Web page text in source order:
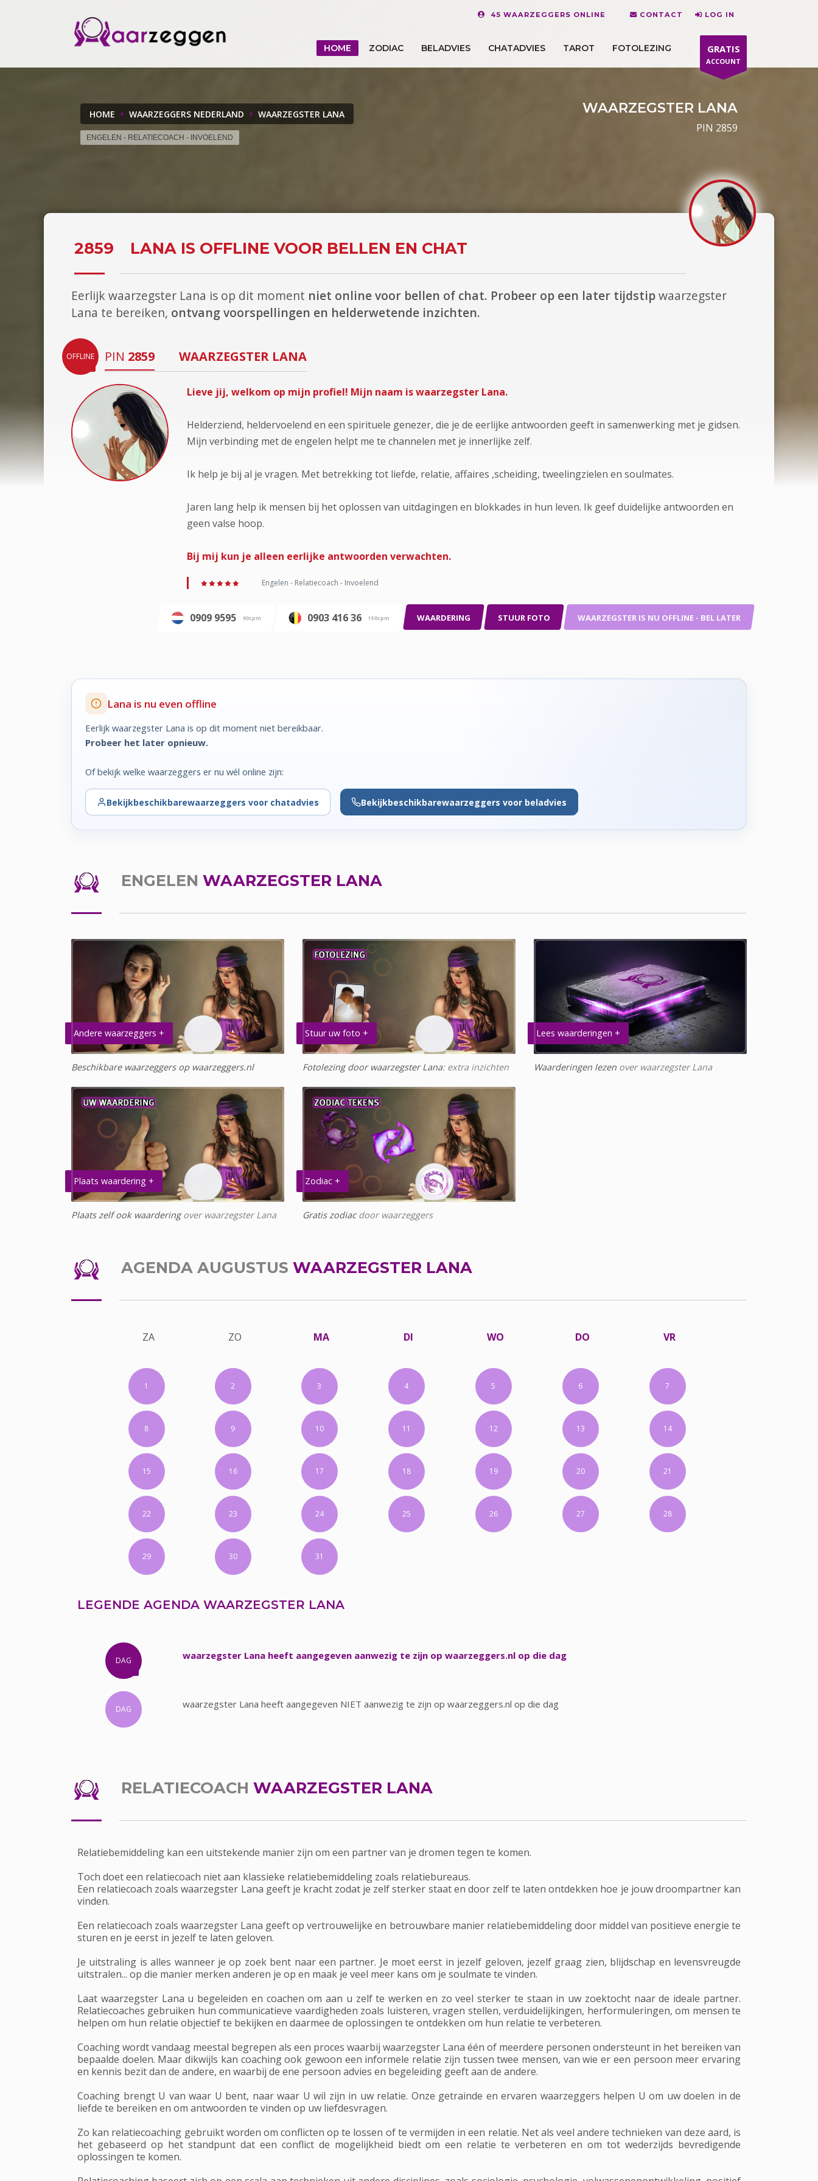
45 WAARZEGGERS ONLINE CONTACT LOG IN
HOME ZODIAC BELADVIES CHATADVIES TAROT FOTOLEZING GRATIS
ACCOUNT
HOME WAARZEGGERS NEDERLAND WAARZEGSTER LANA
ENGELEN - RELATIECOACH - INVOELEND
WAARZEGSTER LANA
PIN 2859
2859 LANA IS OFFLINE VOOR BELLEN EN CHAT
Eerlijk waarzegster Lana is op dit moment niet online voor bellen of chat. Probeer op een later tijdstipwaarzegster
Lana te bereiken, ontvang voorspellingen en helderwetende inzichten.
OFFLINE PIN 2859 WAARZEGSTER LANA
Lieve jij, welkom op mijn profiel! Mijn naam is waarzegster Lana.
Helderziend, heldervoelend en een spirituele genezer, die je de eerlijke antwoorden geeft in samenwerking met je gidsen.
Mijn verbinding met de engelen helpt me te channelen met je innerlijke zelf.
Ik help je bij al je vragen. Met betrekking tot liefde, relatie, affaires ,scheiding, tweelingzielen en soulmates.
Jaren lang help ik mensen bij het oplossen van uitdagingen en blokkades in hun leven. Ik geef duidelijke antwoorden en
geen valse hoop.
Bij mij kun je alleen eerlijke antwoorden verwachten.
Engelen - Relatiecoach - Invoelend
0909 9595 90cpm 0903 416 36 150cpm WAARDERING STUUR FOTO WAARZEGSTER IS NU OFFLINE - BEL LATER
Lana is nu even offline
Eerlijk waarzegster Lana is op dit moment niet bereikbaar.
Probeer het later opnieuw.
Of bekijk welke waarzeggers er nu wél online zijn:
Bekijkbeschikbarewaarzeggers voor chatadvies Bekijkbeschikbarewaarzeggers voor beladvies
ENGELEN WAARZEGSTER LANA
Andere waarzeggers +
Beschikbare waarzeggers op waarzeggers.nl
Stuur uw foto +
Fotolezing door waarzegster Lana: extra inzichten
Lees waarderingen +
Waarderingen lezen over waarzegster Lana
Plaats waardering +
Plaats zelf ook waarderingover waarzegster Lana
Zodiac +
Gratis zodiacdoor waarzeggers
AGENDA AUGUSTUS WAARZEGSTER LANA
ZA ZO MA DI WO DO VR
1 2 3 4 5 6 7
8 9 10 11 12 13 14
15 16 17 18 19 20 21
22 23 24 25 26 27 28
29 30 31
LEGENDE AGENDA WAARZEGSTER LANA
DAG waarzegster Lana heeft aangegeven aanwezig te zijn op waarzeggers.nl op die dag
DAG waarzegster Lana heeft aangegeven NIET aanwezig te zijn op waarzeggers.nl op die dag
RELATIECOACH WAARZEGSTER LANA
Relatiebemiddeling kan een uitstekende manier zijn om een partner van je dromen tegen te komen.
Toch doet een relatiecoach niet aan klassieke relatiebemiddeling zoals relatiebureaus.
Een relatiecoach zoals waarzegster Lana geeft je kracht zodat je zelf sterker staat en door zelf te laten ontdekken hoe je jouw droompartner kan
vinden.
Een relatiecoach zoals waarzegster Lana geeft op vertrouwelijke en betrouwbare manier relatiebemiddeling door middel van positieve energie te
sturen en je eerst in jezelf te laten geloven.
Je uitstraling is alles wanneer je op zoek bent naar een partner. Je moet eerst in jezelf geloven, jezelf graag zien, blijdschap en levensvreugde
uitstralen... op die manier merken anderen je op en maak je veel meer kans om je soulmate te vinden.
Laat waarzegster Lana u begeleiden en coachen om aan u zelf te werken en zo veel sterker te staan in uw zoektocht naar de ideale partner.
Relatiecoaches gebruiken hun communicatieve vaardigheden zoals luisteren, vragen stellen, verduidelijkingen, herformuleringen, om mensen te
helpen om hun relatie objectief te bekijken en daarmee de oplossingen te ontdekken om hun relatie te verbeteren.
Coaching wordt vandaag meestal begrepen als een proces waarbij waarzegster Lana één of meerdere personen ondersteunt in het bereiken van
bepaalde doelen. Maar dikwijls kan coaching ook gewoon een informele relatie zijn tussen twee mensen, van wie er een persoon meer ervaring
en kennis bezit dan de andere, en waarbij de ene persoon advies en begeleiding geeft aan de andere.
Coaching brengt U van waar U bent, naar waar U wil zijn in uw relatie. Onze getrainde en ervaren waarzeggers helpen U om uw doelen in de
liefde te bereiken en om antwoorden te vinden op uw liefdesvragen.
Zo kan relatiecoaching gebruikt worden om conflicten op te lossen of te vermijden in een relatie. Net als veel andere technieken van deze aard, is
het gebaseerd op het standpunt dat een conflict de mogelijkheid biedt om een relatie te verbeteren en om tot wederzijds bevredigende
oplossingen te komen.